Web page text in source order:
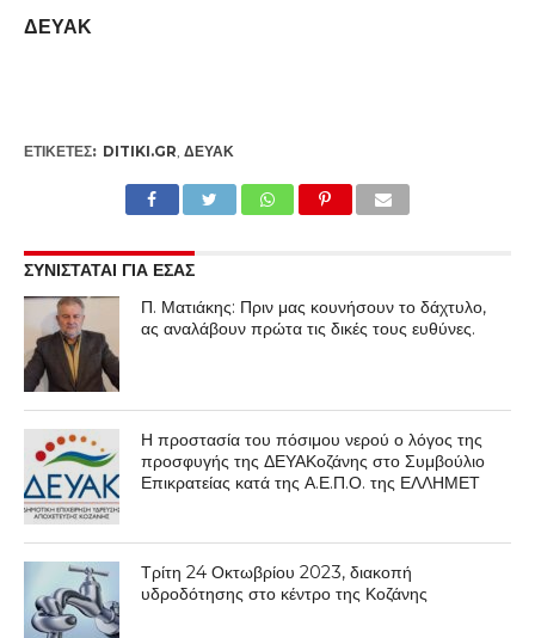
ΔΕΥΑΚ
ΕΤΙΚΕΤΕΣ: DITIKI.GR ΔΕΥΑΚ
ΣΥΝΙΣΤΑΤΑΙ ΓΙΑ ΕΣΑΣ
Π. Ματιάκης: Πριν μας κουνήσουν το δάχτυλο,
ας αναλάβουν πρώτα τις δικές τους ευθύνες.
Η προστασία του πόσιμου νερού ο λόγος της
προσφυγής της ΔΕΥΑΚοζάνης στο Συμβούλιο
Επικρατείας κατά της Α.Ε.Π.Ο. της ΕΛΛΗΜΕΤ
Τρίτη 24 Οκτωβρίου 2023, διακοπή
υδροδότησης στο κέντρο της Κοζάνης